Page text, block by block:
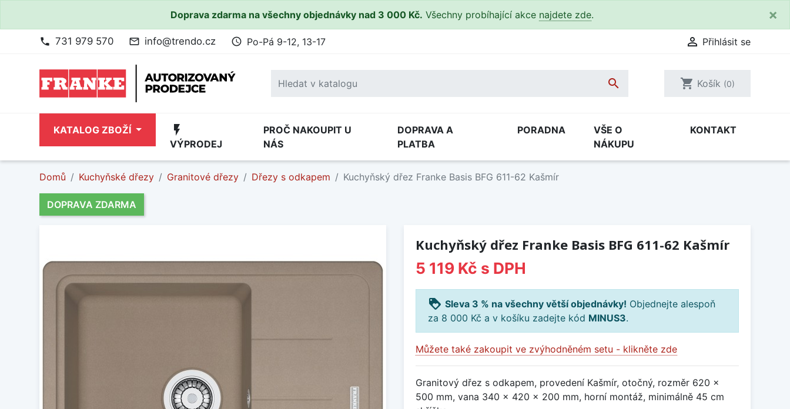
Doprava zdarma na všechny objednávky nad 3 000 Kč. Všechny probíhající akce najdete zde. ×
phone 731 979 570 mail_outline info@trendo.cz access_time Po-Pá 9-12, 13-17  Přihlásit se
 shopping_cart Košík (0)
KATALOG ZBOŽÍ flash_on
VÝPRODEJ
PROČ NAKOUPIT U
NÁS
DOPRAVA A
PLATBA
PORADNA
VŠE O
NÁKUPU
KONTAKT
Domů Kuchyňské dřezy Granitové dřezy Dřezy s odkapem Kuchyňský dřez Franke Basis BFG 611-62 Kašmír
DOPRAVA ZDARMA
Kuchyňský dřez Franke Basis BFG 611-62 Kašmír
5 119 Kč s DPH
loyalty Sleva 3 % na všechny větší objednávky! Objednejte alespoň
za 8 000 Kč a v košíku zadejte kód MINUS3.
Můžete také zakoupit ve zvýhodněném setu - klikněte zde
Granitový dřez s odkapem, provedení Kašmír, otočný, rozměr 620 x
500 mm, vana 340 x 420 x 200 mm, horní montáž, minimálně 45 cm